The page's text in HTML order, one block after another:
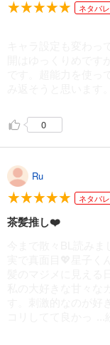
ネタバレ
0
Ru
ネタバレ
茶髪推し❤️